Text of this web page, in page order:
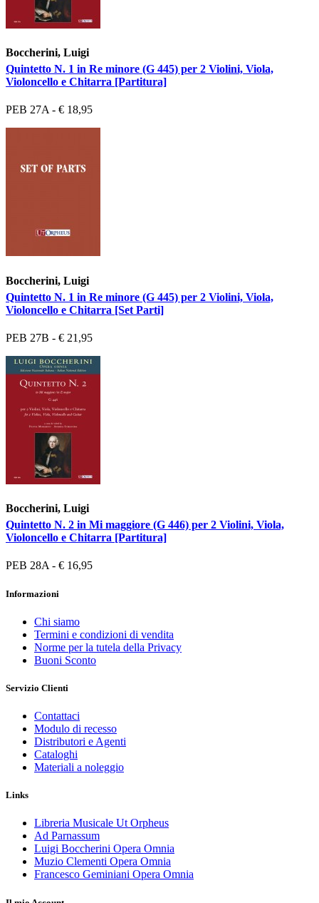
Boccherini, Luigi
Quintetto N. 1 in Re minore (G 445) per 2 Violini, Viola,
Violoncello e Chitarra [Partitura]
PEB 27A - € 18,95
Boccherini, Luigi
Quintetto N. 1 in Re minore (G 445) per 2 Violini, Viola,
Violoncello e Chitarra [Set Parti]
PEB 27B - € 21,95
Boccherini, Luigi
Quintetto N. 2 in Mi maggiore (G 446) per 2 Violini, Viola,
Violoncello e Chitarra [Partitura]
PEB 28A - € 16,95
Informazioni
Chi siamo
Termini e condizioni di vendita
Norme per la tutela della Privacy
Buoni Sconto
Servizio Clienti
Contattaci
Modulo di recesso
Distributori e Agenti
Cataloghi
Materiali a noleggio
Links
Libreria Musicale Ut Orpheus
Ad Parnassum
Luigi Boccherini Opera Omnia
Muzio Clementi Opera Omnia
Francesco Geminiani Opera Omnia